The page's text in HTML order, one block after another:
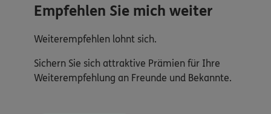
Empfehlen Sie mich weiter
Weiterempfehlen lohnt sich.
Sichern Sie sich attraktive Prämien für Ihre
Weiterempfehlung an Freunde und Bekannte.